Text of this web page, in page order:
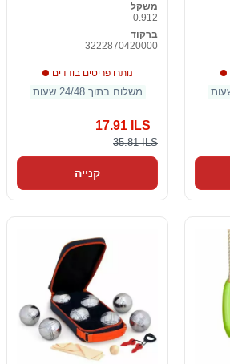
משקל
0.912
ברקוד
3222870420000
נותרו פריטים בודדים
משלוח בתוך 24/48 שעות
17.91 ILS
35.81 ILS
קנייה